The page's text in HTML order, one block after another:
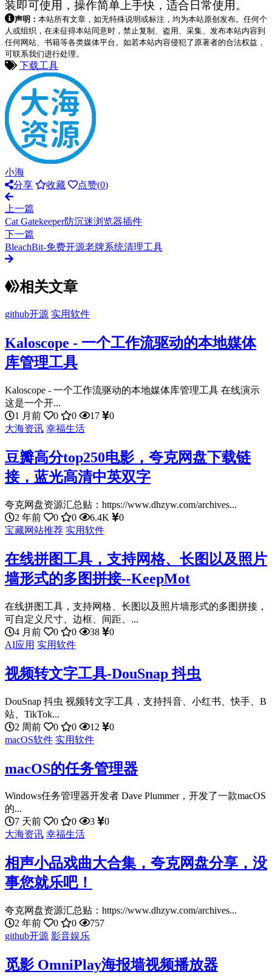
装即可使用，操作简单上手快，适合日常使用。
声明： 本站所有文章，如无特殊说明或标注，均为本站原创发布。任何个
人或组织，在未征得本站同意时，禁止复制、盗用、采集、发布本站内容到
任何网站、书籍等各类媒体平台。如若本站内容侵犯了原著者的合法权益，
可联系我们进行处理。
下载工具
小海
分享
收藏 点赞(0)
上一篇
Cat Gatekeeper防沉迷浏览器插件
下一篇
BleachBit-免费开源老牌系统清理工具
相关文章
github开源 实用软件
Kaloscope - 一个工作流驱动的本地媒体
库管理工具
Kaloscope - 一个工作流驱动的本地媒体库管理工具 在线演示
这是一个开...
1 月前
0 0 17
0
大海资讯 幸福生活
豆瓣高分top250电影，夸克网盘下载链
接，蓝光高清中英双字
夸克网盘资源汇总贴：https://www.dhzyw.com/archives...
2 年前
0 0 6.4K
0
宝藏网站推荐 实用软件
在线拼图工具，支持网格、长图以及照片
墙形式的多图拼接--KeepMot
在线拼图工具，支持网格、长图以及照片墙形式的多图拼接，
可自定义尺寸、边框、间距、...
4 月前
0 0 38
0
AI应用 实用软件
视频转文字工具-DouSnap 抖虫
DouSnap 抖虫 视频转文字工具，支持抖音、小红书、快手、B
站、TikTok...
2 周前
0 0 12
0
macOS软件 实用软件
macOS的任务管理器
Windows任务管理器开发者 Dave Plummer，开发了一款macOS
的...
7 天前
0 0 3
0
大海资讯 幸福生活
相声小品戏曲大合集，夸克网盘分享，没
事您就乐吧！
夸克网盘资源汇总贴：https://www.dhzyw.com/archives...
2 年前
0 0
757
github开源 影音娱乐
觅影 OmniPlay海报墙视频播放器